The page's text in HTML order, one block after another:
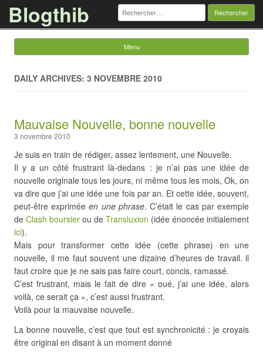
Blogthib Rechercher :
Menu
DAILY ARCHIVES: 3 NOVEMBRE 2010
Mauvaise Nouvelle, bonne nouvelle
3 novembre 2010
Je suis en train de rédiger, assez lentement, une Nouvelle.
Il y a un côté frustrant là-dedans : je n’ai pas une idée de
nouvelle originale tous les jours, ni même tous les mois, Ok, on
va dire que j’ai une idée une fois par an. Et cette idée, souvent,
peut-être expriméeen une phrase. C’était le cas par exemple
de Clash boursier ou de Transluxion (idée énoncée initialement
ici).
Mais pour transformer cette idée (cette phrase) en une
nouvelle, il me faut souvent une dizaine d’heures de travail. il
faut croire que je ne sais pas faire court, concis, ramassé.
C’est frustrant, mais le fait de dire « oué, j’ai une idée, alors
voilà, ce serait ça », c’est aussi frustrant.
Voilà pour la mauvaise nouvelle.
La bonne nouvelle, c’est que tout est synchronicité : je croyais
être original en disant à un moment donné